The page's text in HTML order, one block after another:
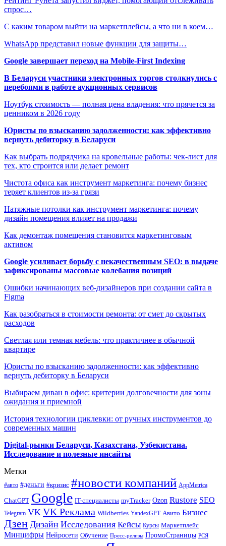
спрос…
С каким товаром выйти на маркетплейсы, а что ни в коем…
WhatsApp представил новые функции для защиты…
Google завершает переход на Mobile-First Indexing
В Беларуси участники электронных торгов столкнулись с
перебоями в работе аукционных сервисов
Ноутбук стоимость — полная цена владения: что прячется за
ценником в 2026 году
Юристы по взысканию задолженности: как эффективно
вернуть дебиторку в Беларуси
Как выбрать подрядчика на кровельные работы: чек-лист для
тех, кто строится или делает ремонт
Чистота офиса как инструмент маркетинга: почему бизнес
теряет клиентов из-за грязи
Натяжные потолки как инструмент маркетинга: почему
дизайн помещения влияет на продажи
Как демонтаж помещения становится маркетинговым
активом
Google усиливает борьбу с некачественным SEO: в выдаче
зафиксированы массовые колебания позиций
Ошибки начинающих веб-дизайнеров при создании сайта в
Figma
Как разобраться в стоимости ремонта: от смет до скрытых
расходов
Светлая или темная мебель: что практичнее в обычной
квартире
Юристы по взысканию задолженности: как эффективно
вернуть дебиторку в Беларуси
Выбираем диван в офис: критерии долговечности для зоны
ожидания и приемной
История технологии циклевки: от ручных инструментов до
современных машин
Digital-рынки Беларуси, Казахстана, Узбекистана.
Исследование и полезные инсайты
Метки
#авто #деньги #кризис #новости компаний AppMetrica
ChatGPT Google IT-специалисты myTracker Ozon Rustore SEO
Telegram VK VK Реклама Wildberries YandexGPT Авито Бизнес
Дзен Дизайн Исследования Кейсы Курсы Маркетплейс
Минцифры Нейросети Обучение Пресс-релизы ПромоСтраницы РСЯ